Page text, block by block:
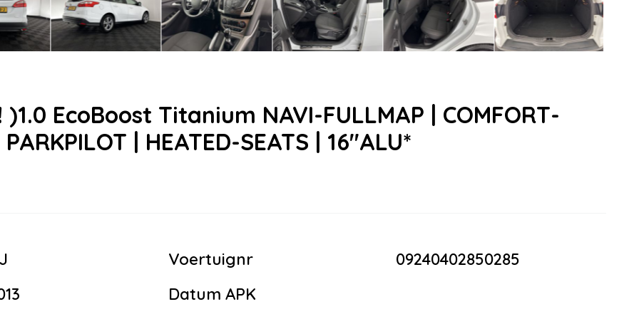
)1.0 EcoBoost Titanium NAVI-FULLMAP | COMFORT-
PARKPILOT | HEATED-SEATS | 16''ALU*
Voertuignr
09240402850285
Datum APK